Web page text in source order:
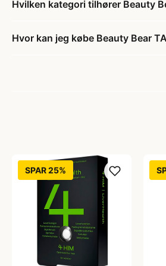
Hvilken kategori tilhører Beauty
Hvor kan jeg købe Beauty Bear
SPAR 25%